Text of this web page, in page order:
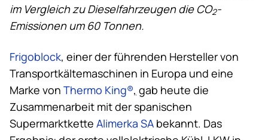
im Vergleich zu Dieselfahrzeugen die CO2-
Emissionen um 60 Tonnen.
Frigoblock, einer der führenden Hersteller von
Transportkältemaschinen in Europa und eine
Marke von Thermo King®, gab heute die
Zusammenarbeit mit der spanischen
Supermarktkette Alimerka SA bekannt. Das